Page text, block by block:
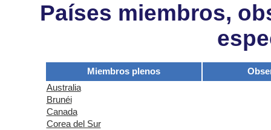
Países miembros,
Miembros plenos
Australia
Brunéi
Canada
Corea del Sur